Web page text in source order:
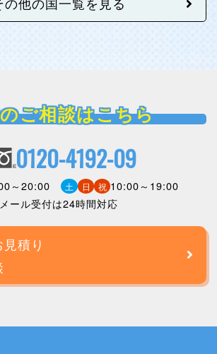
ご相談はこちら
0120-4192-09
～20:00 土 日 祝 10:00～19:00
メール受付は24時間対応
積り